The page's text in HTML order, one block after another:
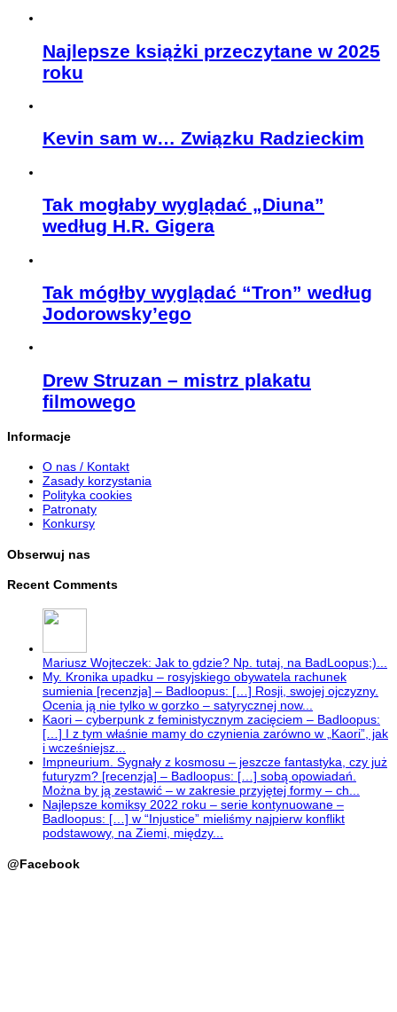
Najlepsze książki przeczytane w 2025
roku
Kevin sam w… Związku Radzieckim
Tak mogłaby wyglądać „Diuna”
według H.R. Gigera
Tak mógłby wyglądać “Tron” według
Jodorowsky’ego
Drew Struzan – mistrz plakatu
filmowego
Informacje
O nas / Kontakt
Zasady korzystania
Polityka cookies
Patronaty
Konkursy
Obserwuj nas
Recent Comments
Mariusz Wojteczek: Jak to gdzie? Np. tutaj, na BadLoopus;)...
My. Kronika upadku – rosyjskiego obywatela rachunek
sumienia [recenzja] – Badloopus: […] Rosji, swojej ojczyzny.
Ocenia ją nie tylko w gorzko – satyrycznej now...
Kaori – cyberpunk z feministycznym zacięciem – Badloopus:
[…] I z tym właśnie mamy do czynienia zarówno w „Kaori”, jak
i wcześniejsz...
Impneurium. Sygnały z kosmosu – jeszcze fantastyka, czy już
futuryzm? [recenzja] – Badloopus: […] sobą opowiadań.
Można by ją zestawić – w zakresie przyjętej formy – ch...
Najlepsze komiksy 2022 roku – serie kontynuowane –
Badloopus: […] w “Injustice” mieliśmy najpierw konflikt
podstawowy, na Ziemi, między...
@Facebook